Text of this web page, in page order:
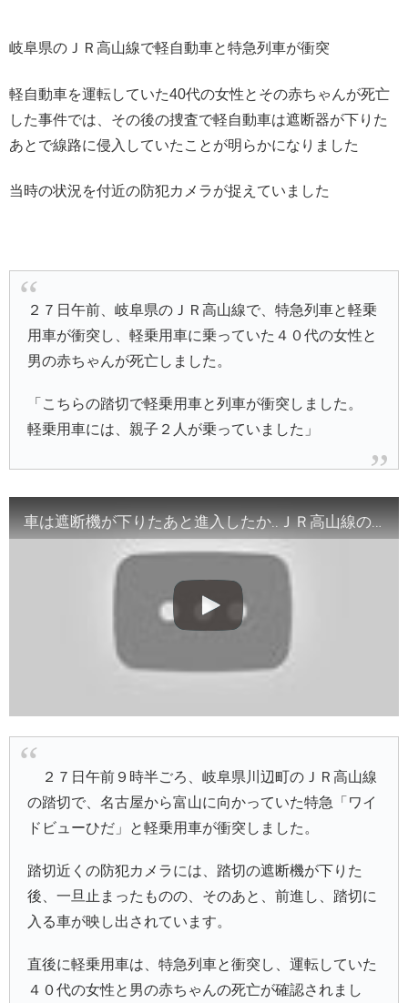
岐阜県のＪＲ高山線で軽自動車と特急列車が衝突
軽自動車を運転していた40代の女性とその赤ちゃんが死亡
した事件では、その後の捜査で軽自動車は遮断器が下りた
あとで線路に侵入していたことが明らかになりました
当時の状況を付近の防犯カメラが捉えていました
２７日午前、岐阜県のＪＲ高山線で、特急列車と軽乗
用車が衝突し、軽乗用車に乗っていた４０代の女性と
男の赤ちゃんが死亡しました。
「こちらの踏切で軽乗用車と列車が衝突しました。
軽乗用車には、親子２人が乗っていました」
車は遮断機が下りたあと進入したか‥ＪＲ高山線の踏切事故で母子が死亡
２７日午前９時半ごろ、岐阜県川辺町のＪＲ高山線
の踏切で、名古屋から富山に向かっていた特急「ワイ
ドビューひだ」と軽乗用車が衝突しました。
踏切近くの防犯カメラには、踏切の遮断機が下りた
後、一旦止まったものの、そのあと、前進し、踏切に
入る車が映し出されています。
直後に軽乗用車は、特急列車と衝突し、運転していた
４０代の女性と男の赤ちゃんの死亡が確認されまし